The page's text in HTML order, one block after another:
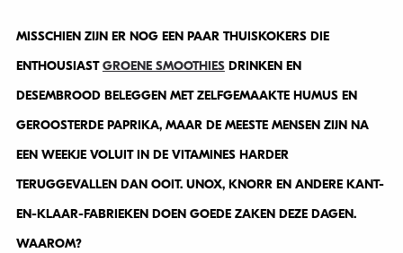
MISSCHIEN ZIJN ER NOG EEN PAAR THUISKOKERS DIE
ENTHOUSIASTGROENE SMOOTHIESDRINKEN EN
DESEMBROOD BELEGGEN MET ZELFGEMAAKTE HUMUS EN
GEROOSTERDE PAPRIKA, MAAR DE MEESTE MENSEN ZIJN NA
EEN WEEKJE VOLUIT IN DE VITAMINES HARDER
TERUGGEVALLEN DAN OOIT. UNOX, KNORR EN ANDERE KANT-
EN-KLAAR-FABRIEKEN DOEN GOEDE ZAKEN DEZE DAGEN.
WAAROM?